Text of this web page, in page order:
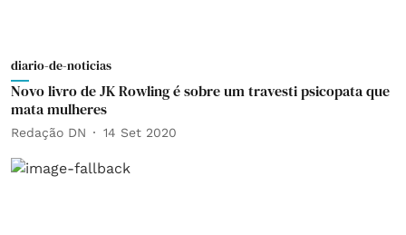
diario-de-noticias
Novo livro de JK Rowling é sobre um travesti psicopata que
mata mulheres
Redação DN 14 Set 2020